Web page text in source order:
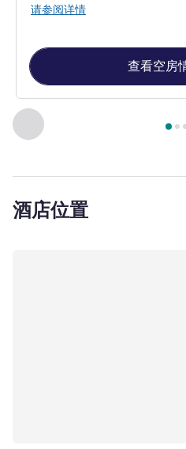
上一个 - 客房
第 页，共 , 客房 1 : 标准
请参阅详情
查看空房
酒店位置